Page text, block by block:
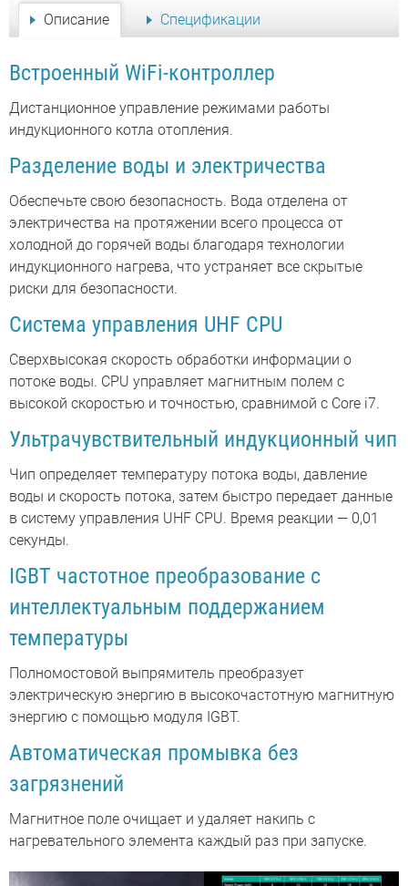
Описание Спецификации
Встроенный WiFi-контроллер
Дистанционное управление режимами работы
индукционного котла отопления.
Разделение воды и электричества
Обеспечьте свою безопасность. Вода отделена от
электричества на протяжении всего процесса от
холодной до горячей воды благодаря технологии
индукционного нагрева, что устраняет все скрытые
риски для безопасности.
Система управления UHF CPU
Сверхвысокая скорость обработки информации о
потоке воды. CPU управляет магнитным полем с
высокой скоростью и точностью, сравнимой с Core i7.
Ультрачувствительный индукционный чип
Чип определяет температуру потока воды, давление
воды и скорость потока, затем быстро передает данные
в систему управления UHF CPU. Время реакции — 0,01
секунды.
IGBT частотное преобразование с
интеллектуальным поддержанием
температуры
Полномостовой выпрямитель преобразует
электрическую энергию в высокочастотную магнитную
энергию с помощью модуля IGBT.
Автоматическая промывка без
загрязнений
Магнитное поле очищает и удаляет накипь с
нагревательного элемента каждый раз при запуске.